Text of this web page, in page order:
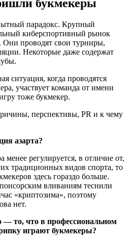
букмекеры
парадокс. Крупный
киберспортивный рынок
Они проводят свои турниры,
Некоторые даже содержат
ситуация, когда проводятся
участвует команда от имени
тоже букмекер.
азарта?
менее регулируется, в отличие от,
традиционных видов спорта, то
здесь гораздо больше.
вливаниям теснили
«криптозима», поэтому
нет.
то, что в профессиональном
играют букмекеры?